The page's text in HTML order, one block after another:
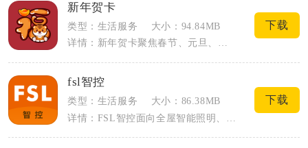
新年贺卡
类型：生活服务
大小：94.84MB
详情：新年贺卡聚焦春节、元旦、元宵等岁时节日电子贺卡创作，内置国风、卡通、商务多类...
下载
fsl智控
类型：生活服务
大小：86.38MB
下载